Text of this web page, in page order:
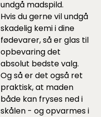
undgå madspild.
Hvis du gerne vil undgå
skadelig kemi i dine
fødevarer, så er glas til
opbevaring det
absolut bedste valg.
Og så er det også ret
praktisk, at maden
både kan fryses ned i
skålen - og opvarmes i